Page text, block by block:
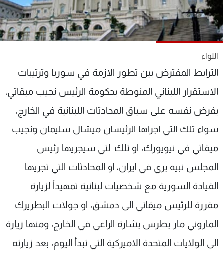
اللواء
الترابط المفترض بين تطور الازمة في سوريا وترتيبات
الاستقرار اللبناني المنوطة بحكومة الرئيس نجيب ميقاتي،
يفرض نفسه على سياق المحادثات اللبنانية في الخارج،
سواء تلك التي اجراها الرئيسان ميشال سليمان ونجيب
ميقاتي في نيويورك، او تلك التي سيجريها رئيس
المجلس نبيه بري في ايران، او المحادثات التي تجريها
القيادة السورية مع شخصيات لبنانية تمهيداً لزيارة
مقررة للرئيس ميقاتي الى دمشق، او جولات البطريرك
الماروني مار بطرس بشارة الراعي في الخارج، ومنها زيارة
الى الولايات المتحدة الاميركية التي تبدأ اليوم، بعد زيارته
البرامج
جدول البرامج
شاهد البرامج
الترددات
عن MTV
الإنـتـاج
لاعلاناتكم
وظائف
تواصل معنا
شروط الإسـتخدام
سياسة الخصوصية